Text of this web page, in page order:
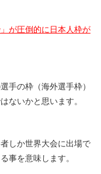
」が圧倒的に日本人枠が
手の枠（海外選手枠）
ないかと思います。
しか世界大会に出場で
事を意味します。